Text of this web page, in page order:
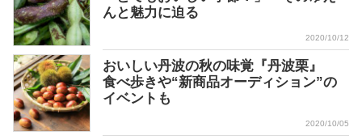
んと魅力に迫る
2020/10/12
おいしい丹波の秋の味覚『丹波栗』
食べ歩きや“新商品オーディション”の
イベントも
2020/10/05